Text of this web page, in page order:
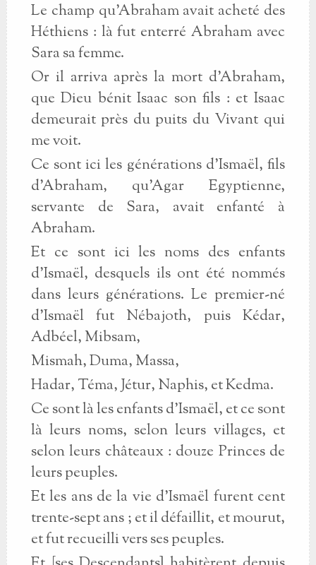
Le champ qu’Abraham avait acheté des
Héthiens : là fut enterré Abraham avec
Sara sa femme.
Or il arriva après la mort d’Abraham,
que Dieu bénit Isaac son fils : et Isaac
demeurait près du puits du Vivant qui
me voit.
Ce sont ici les générations d’Ismaël, fils
d’Abraham, qu’Agar Egyptienne,
servante de Sara, avait enfanté à
Abraham.
Et ce sont ici les noms des enfants
d’Ismaël, desquels ils ont été nommés
dans leurs générations. Le premier-né
d’Ismaël fut Nébajoth, puis Kédar,
Adbéel, Mibsam,
Mismah, Duma, Massa,
Hadar, Téma, Jétur, Naphis, et Kedma.
Ce sont là les enfants d’Ismaël, et ce sont
là leurs noms, selon leurs villages, et
selon leurs châteaux : douze Princes de
leurs peuples.
Et les ans de la vie d’Ismaël furent cent
trente-sept ans ; et il défaillit, et mourut,
et fut recueilli vers ses peuples.